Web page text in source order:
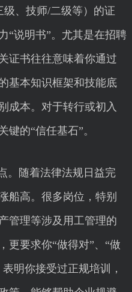
级、技师/二级等）的证
“说明书”。尤其是在招聘
证书往往意味着你通过
基本知识框架和技能底
成本。对于转行或初入
的“信任基石”。
。随着法律法规日益完
船高。很多岗位，特别
管理等涉及用工管理的
更要求你“做得对”、“做
明你接受过正规培训，